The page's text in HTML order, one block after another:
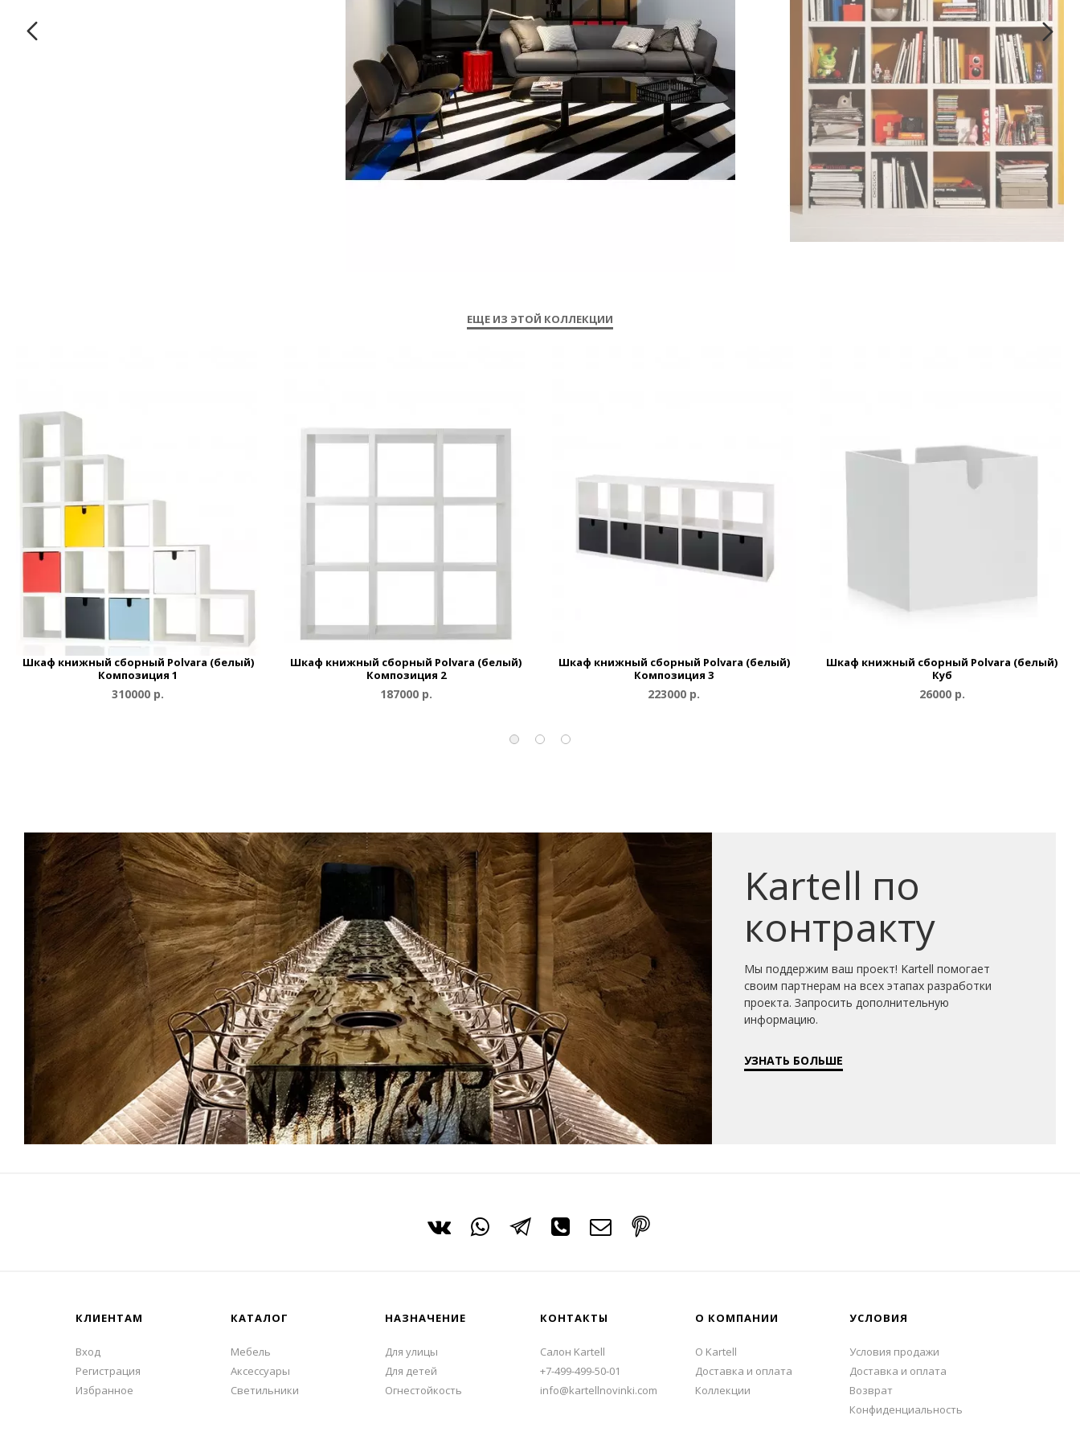
ЕЩЕ ИЗ ЭТОЙ КОЛЛЕКЦИИ
Шкаф книжный сборный Polvara (белый)
Композиция 1
310000 р.
Шкаф книжный сборный Polvara (белый)
Композиция 2
187000 р.
Шкаф книжный сборный Polvara (белый)
Композиция 3
223000 р.
Шкаф книжный сборный Polvara (белый)
Куб
26000 р.
Kartell по
контракту
Мы поддержим ваш проект! Kartell помогает
своим партнерам на всех этапах разработки
проекта. Запросить дополнительную
информацию.
УЗНАТЬ БОЛЬШЕ
КЛИЕНТАМ
Вход
Регистрация
Избранное
КАТАЛОГ
Мебель
Аксессуары
Светильники
НАЗНАЧЕНИЕ
Для улицы
Для детей
Огнестойкость
КОНТАКТЫ
Салон Kartell
+7-499-499-50-01
info@kartellnovinki.com
О КОМПАНИИ
О Kartell
Доставка и оплата
Коллекции
УСЛОВИЯ
Условия продажи
Доставка и оплата
Возврат
Конфиденциальность